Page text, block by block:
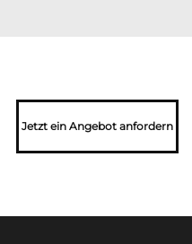
Jetzt ein Angebot anfordern